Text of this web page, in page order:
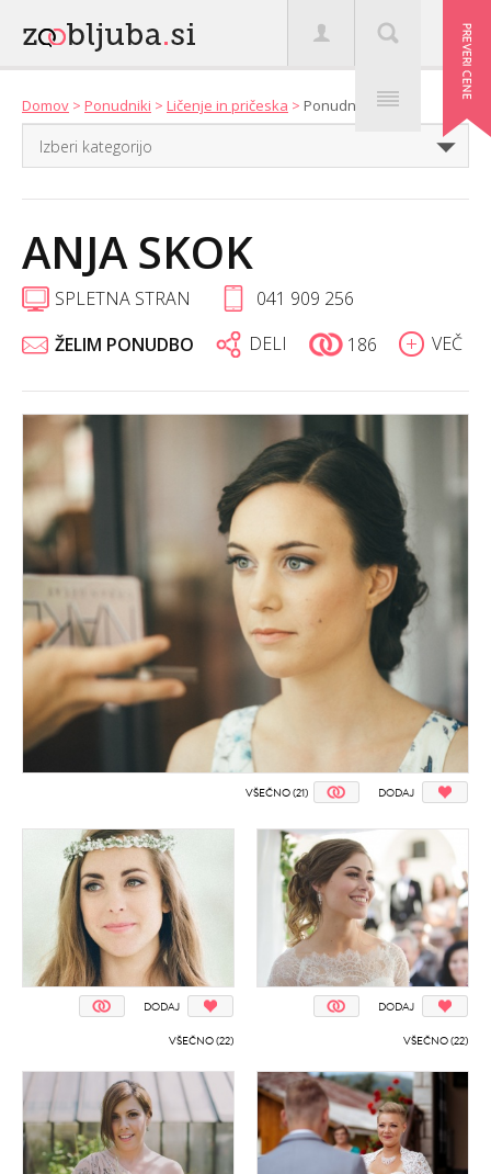
Domov > Ponudniki > Ličenje in pričeska > Ponudniki
ANJA SKOK
SPLETNA STRAN
041 909 256
ŽELIM PONUDBO
DELI 186 VEČ
DODAJ
VŠEČNO (21)
DODAJ
VŠEČNO (22)
DODAJ
VŠEČNO (22)